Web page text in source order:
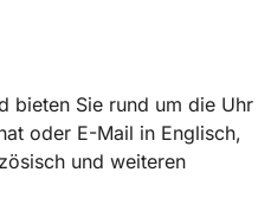
bieten Sie rund um die Uhr
oder E-Mail in Englisch,
und weiteren